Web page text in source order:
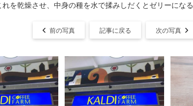
を乾燥させ、中身の種を水で揉みしだくとゼリーになる
前の写真 記事に戻る 次の写真